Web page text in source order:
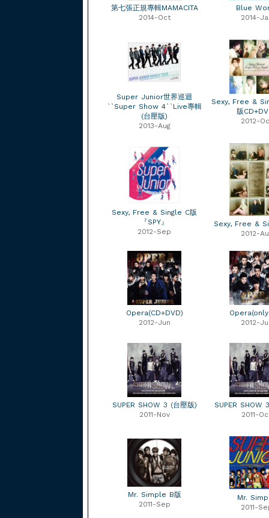
第七張正規專輯MAMACITA
2014-Oct
Blue
2014-
Super Junior世界巡迴
``Super Show 4``Live專輯
(台壓版)
2013-Aug
Sexy, Free &
版
2012-
Sexy, Free & Single C版
『SPY』
2012-Sep
Sexy, Free &
2012-
Opera(CD+DVD)
2012-Jun
2012-
SUPER SHOW 3 (台壓版)
2011-Nov
SUPER SHOW
2011-
Mr. Simple B版
2011-Sep
Mr.
2011-